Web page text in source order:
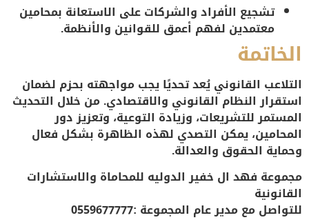
تشجيع الأفراد والشركات على الاستعانة بمحامين
معتمدين لفهم أعمق للقوانين والأنظمة.
الخاتمة
التلاعب القانوني يُعد تحديًا يجب مواجهته بحزم لضمان
استقرار النظام القانوني والاقتصادي. من خلال التحديث
المستمر للتشريعات، وزيادة التوعية، وتعزيز دور
المحامين، يمكن التصدي لهذه الظاهرة بشكل فعال
وحماية الحقوق والعدالة.
مجموعة فهد ال خفير الدوليه للمحاماة والاستشارات
القانونية
للتواصل مع مدير عام المجموعة :0559677777